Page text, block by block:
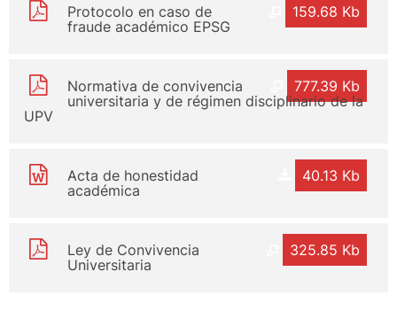
159.68 Kb
Protocolo en caso de
fraude académico EPSG
777.39 Kb
Normativa de convivencia
universitaria y de régimen disciplinario de la
UPV
40.13 Kb
Acta de honestidad
académica
325.85 Kb
Ley de Convivencia
Universitaria